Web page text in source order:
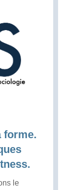
forme.
le